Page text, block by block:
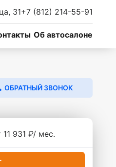
31+7 (812) 214-55-91
Об автосалоне
ОБРАТНЫЙ ЗВОНОК
11 931 ₽/ мес.